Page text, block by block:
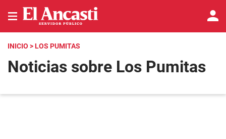
INICIO > LOS PUMITAS
Noticias sobre Los Pumitas